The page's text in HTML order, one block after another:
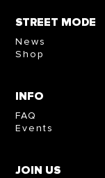
STREET MODE
News
Shop
INFO
FAQ
Events
JOIN US